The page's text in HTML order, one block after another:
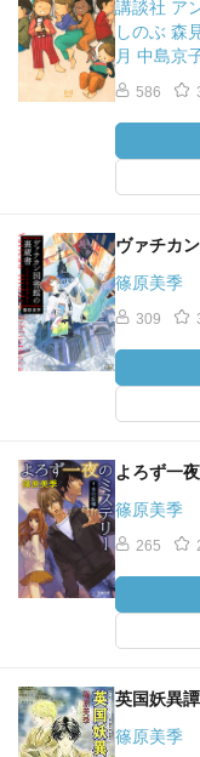
講談社 ア
しのぶ 森
月 中島京
586
ヴァチカ
篠原美季
309
よろず一
篠原美季
265
英国妖異譚
篠原美季